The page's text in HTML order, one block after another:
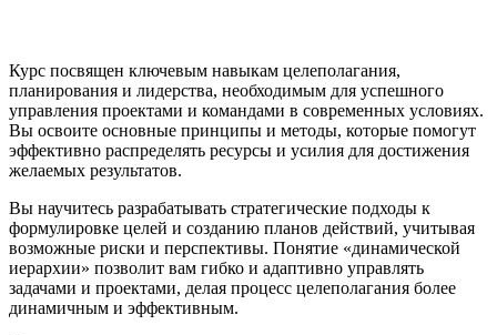
Курс посвящен ключевым навыкам целеполагания,
планирования и лидерства, необходимым для успешного
управления проектами и командами в современных условиях.
Вы освоите основные принципы и методы, которые помогут
эффективно распределять ресурсы и усилия для достижения
желаемых результатов.
Вы научитесь разрабатывать стратегические подходы к
формулировке целей и созданию планов действий, учитывая
возможные риски и перспективы. Понятие «динамической
иерархии» позволит вам гибко и адаптивно управлять
задачами и проектами, делая процесс целеполагания более
динамичным и эффективным.